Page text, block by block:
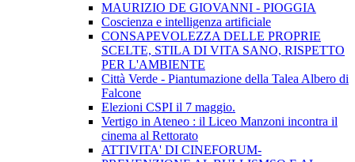
MAURIZIO DE GIOVANNI - PIOGGIA
Coscienza e intelligenza artificiale
CONSAPEVOLEZZA DELLE PROPRIE
SCELTE, STILA DI VITA SANO, RISPETTO
PER L'AMBIENTE
Città Verde - Piantumazione della Talea Albero di
Falcone
Elezioni CSPI il 7 maggio.
Vertigo in Ateneo : il Liceo Manzoni incontra il
cinema al Rettorato
ATTIVITA' DI CINEFORUM-